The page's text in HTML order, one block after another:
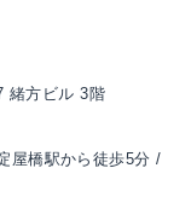
緒方ビル 3階
屋橋駅から徒歩5分 /